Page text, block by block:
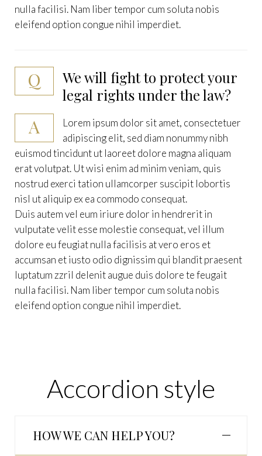
nulla facilisi. Nam liber tempor cum soluta nobis
eleifend option congue nihil imperdiet.
Q
We will fight to protect your
legal rights under the law?
A
Lorem ipsum dolor sit amet, consectetuer
adipiscing elit, sed diam nonummy nibh
euismod tincidunt ut laoreet dolore magna aliquam
erat volutpat. Ut wisi enim ad minim veniam, quis
nostrud exerci tation ullamcorper suscipit lobortis
nisl ut aliquip ex ea commodo consequat.
Duis autem vel eum iriure dolor in hendrerit in
vulputate velit esse molestie consequat, vel illum
dolore eu feugiat nulla facilisis at vero eros et
accumsan et iusto odio dignissim qui blandit praesent
luptatum zzril delenit augue duis dolore te feugait
nulla facilisi. Nam liber tempor cum soluta nobis
eleifend option congue nihil imperdiet.
Accordion style
HOW WE CAN HELP YOU?